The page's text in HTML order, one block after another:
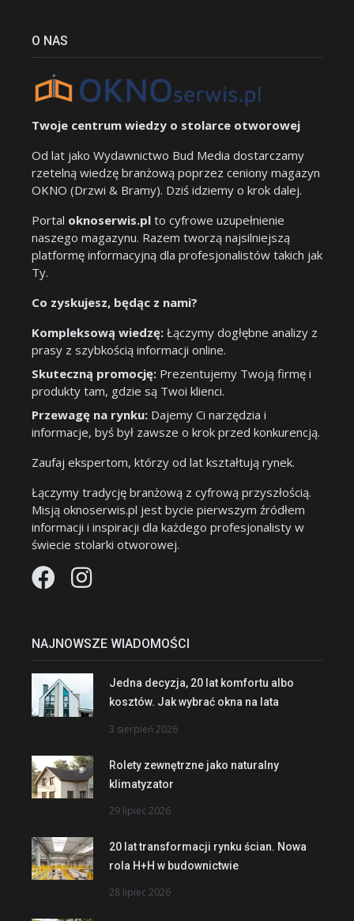
O NAS
Twoje centrum wiedzy o stolarce otworowej
Od lat jako Wydawnictwo Bud Media dostarczamy
rzetelną wiedzę branżową poprzez ceniony magazyn
OKNO (Drzwi & Bramy). Dziś idziemy o krok dalej.
Portal oknoserwis.pl to cyfrowe uzupełnienie
naszego magazynu. Razem tworzą najsilniejszą
platformę informacyjną dla profesjonalistów takich jak
Ty.
Co zyskujesz, będąc z nami?
Kompleksową wiedzę: Łączymy dogłębne analizy z
prasy z szybkością informacji online.
Skuteczną promocję: Prezentujemy Twoją firmę i
produkty tam, gdzie są Twoi klienci.
Przewagę na rynku: Dajemy Ci narzędzia i
informacje, byś był zawsze o krok przed konkurencją.
Zaufaj ekspertom, którzy od lat kształtują rynek.
Łączymy tradycję branżową z cyfrową przyszłością.
Misją oknoserwis.pl jest bycie pierwszym źródłem
informacji i inspiracji dla każdego profesjonalisty w
świecie stolarki otworowej.
NAJNOWSZE WIADOMOŚCI
Jedna decyzja, 20 lat komfortu albo
kosztów. Jak wybrać okna na lata
3 sierpień 2026
Rolety zewnętrzne jako naturalny
klimatyzator
29 lipiec 2026
20 lat transformacji rynku ścian. Nowa
rola H+H w budownictwie
28 lipiec 2026